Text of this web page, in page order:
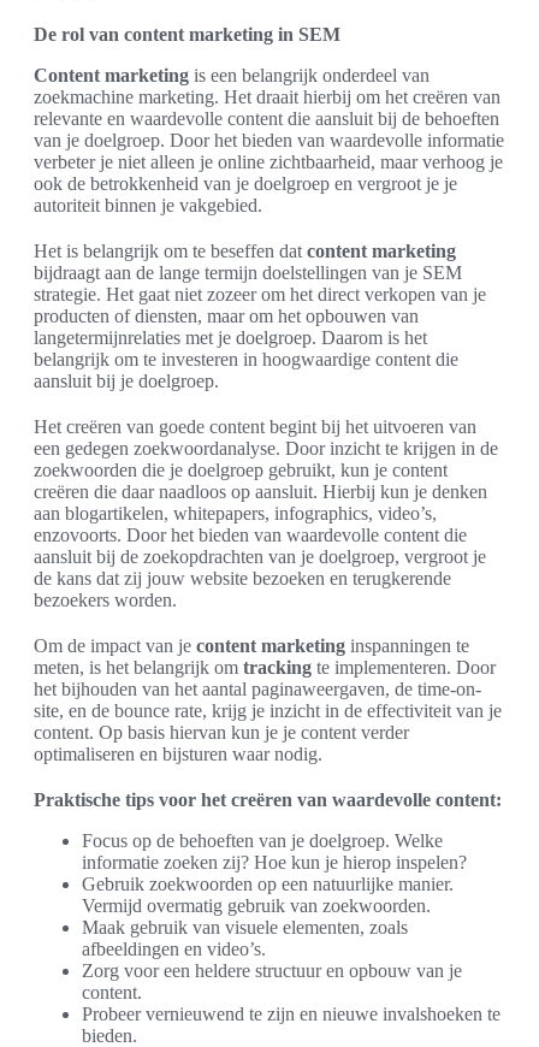
De rol van content marketing in SEM
Content marketing is een belangrijk onderdeel van
zoekmachine marketing. Het draait hierbij om het creëren van
relevante en waardevolle content die aansluit bij de behoeften
van je doelgroep. Door het bieden van waardevolle informatie
verbeter je niet alleen je online zichtbaarheid, maar verhoog je
ook de betrokkenheid van je doelgroep en vergroot je je
autoriteit binnen je vakgebied.
Het is belangrijk om te beseffen dat content marketing
bijdraagt aan de lange termijn doelstellingen van je SEM
strategie. Het gaat niet zozeer om het direct verkopen van je
producten of diensten, maar om het opbouwen van
langetermijnrelaties met je doelgroep. Daarom is het
belangrijk om te investeren in hoogwaardige content die
aansluit bij je doelgroep.
Het creëren van goede content begint bij het uitvoeren van
een gedegen zoekwoordanalyse. Door inzicht te krijgen in de
zoekwoorden die je doelgroep gebruikt, kun je content
creëren die daar naadloos op aansluit. Hierbij kun je denken
aan blogartikelen, whitepapers, infographics, video’s,
enzovoorts. Door het bieden van waardevolle content die
aansluit bij de zoekopdrachten van je doelgroep, vergroot je
de kans dat zij jouw website bezoeken en terugkerende
bezoekers worden.
Om de impact van je content marketing inspanningen te
meten, is het belangrijk om tracking te implementeren. Door
het bijhouden van het aantal paginaweergaven, de time-on-
site, en de bounce rate, krijg je inzicht in de effectiviteit van je
content. Op basis hiervan kun je je content verder
optimaliseren en bijsturen waar nodig.
Praktische tips voor het creëren van waardevolle content:
Focus op de behoeften van je doelgroep. Welke
informatie zoeken zij? Hoe kun je hierop inspelen?
Gebruik zoekwoorden op een natuurlijke manier.
Vermijd overmatig gebruik van zoekwoorden.
Maak gebruik van visuele elementen, zoals
afbeeldingen en video’s.
Zorg voor een heldere structuur en opbouw van je
content.
Probeer vernieuwend te zijn en nieuwe invalshoeken te
bieden.